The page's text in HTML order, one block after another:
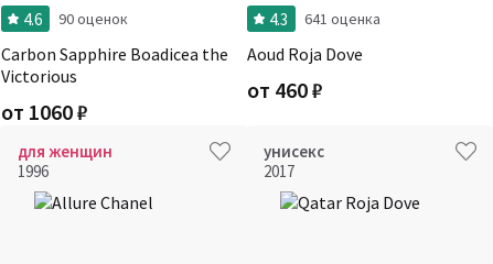
4.6 90 оценок
Carbon Sapphire Boadicea the
Victorious
от 1060₽
4.3 641 оценка
Aoud Roja Dove
от 460₽
для женщин
1996
унисекс
2017